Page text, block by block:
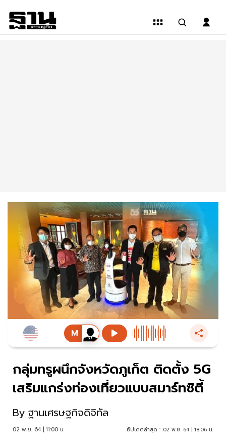
กลุ่มทรูผนึกจังหวัดภูเก็ต ติดตั้ง 5G
เสริมแกร่งท่องเที่ยวแบบสมาร์ทซิตี้
By ฐานเศรษฐกิจดิจิทัล
02 พ.ย. 64 | 11:00 น. อัปเดตล่าสุด : 02 พ.ย. 64 | 18:06 น.